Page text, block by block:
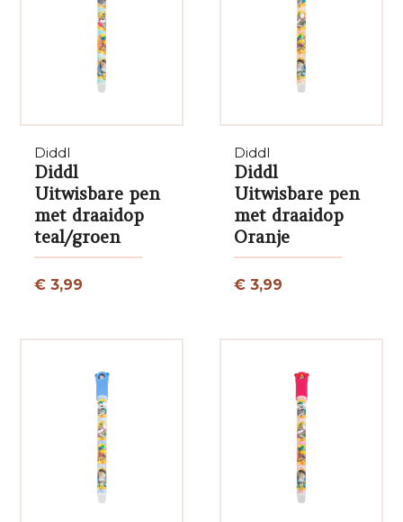
Diddl
Diddl
Uitwisbare pen
met draaidop
teal/groen
€ 3,99
Diddl
Diddl
Uitwisbare pen
met draaidop
Oranje
€ 3,99